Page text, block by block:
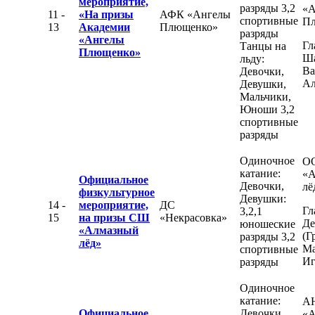
11 -
13
«На призы
Академии
«Ангелы
Плющенко»
АФК «Ангелы
Плющенко»
разряды 3,2
спортивные
разряды
Танцы на
льду:
Девочки,
Девушки,
Мальчики,
Юноши 3,2
спортивные
разряды
14 -
15
Официальное
физкультурное
мероприятие,
на призы СШ
«Алмазный
лёд»
ДС
«Некрасовка»
Одиночное
катание:
Девочки,
Девушки:
3,2,1
юношеские
разряды 3,2
спортивные
разряды
Одиночное
катание: